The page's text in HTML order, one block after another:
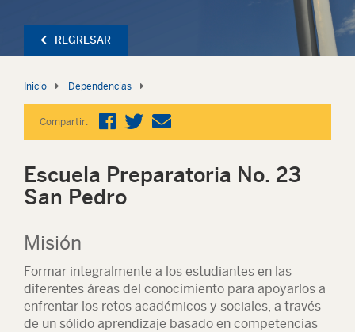
REGRESAR
Inicio Dependencias
Compartir:
Escuela Preparatoria No. 23
San Pedro
Misión
Formar integralmente a los estudiantes en las
diferentes áreas del conocimiento para apoyarlos a
enfrentar los retos académicos y sociales, a través
de un sólido aprendizaje basado en competencias